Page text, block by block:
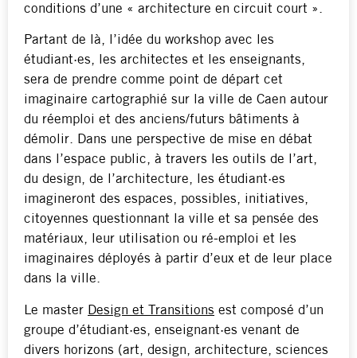
conditions d’une « architecture en circuit court ».
Partant de là, l’idée du workshop avec les
étudiant·es, les architectes et les enseignants,
sera de prendre comme point de départ cet
imaginaire cartographié sur la ville de Caen autour
du réemploi et des anciens/futurs bâtiments à
démolir. Dans une perspective de mise en débat
dans l’espace public, à travers les outils de l’art,
du design, de l’architecture, les étudiant·es
imagineront des espaces, possibles, initiatives,
citoyennes questionnant la ville et sa pensée des
matériaux, leur utilisation ou ré-emploi et les
imaginaires déployés à partir d’eux et de leur place
dans la ville.
Le master Design et Transitions est composé d’un
groupe d’étudiant·es, enseignant·es venant de
divers horizons (art, design, architecture, sciences